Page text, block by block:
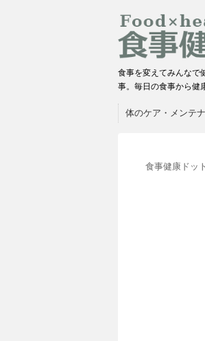
食事を変えてみんなで
事。毎日の食事から健
体のケア・メンテ
食事健康ドッ